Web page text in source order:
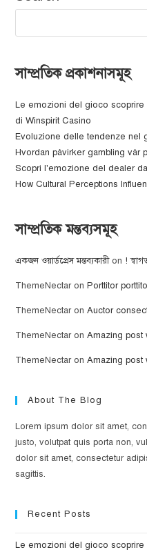
সাম্প্রতিক প্রকাশনাসমূহ
Le emozioni del gioco
di Winspirit Casino
Evoluzione delle tendenze nel
Hvordan påvirker gambling vår
Scopri l'emozione del dealer
How Cultural Perceptions
সাম্প্রতিক মন্তব্যসমূহ
একজন ওয়ার্ডপ্রেস মন্তব্যকারীon !
ThemeNectaronPorttitor
ThemeNectaronAuctor
ThemeNectaronAmazing post
ThemeNectaronAmazing post
About The Blog
Lorem ipsum dolor sit amet,
justo, volutpat quis porta non,
dolor sit amet, consectetur
sagittis.
Recent Posts
Le emozioni del gioco